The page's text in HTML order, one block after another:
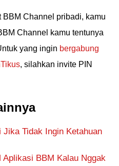
BBM Channel pribadi, kamu
Channel kamu tentunya
yang ingin bergabung
, silahkan invite PIN
Tidak Ingin Ketahuan
BBM Kalau Nggak